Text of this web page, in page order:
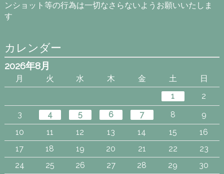
ンショット等の行為は一切なさらないようお願いいたしま
す
カレンダー
2026年8月
月 火 水 木 金 土
日
1
2
3
4 5 6 7 8
9
10
11 12 13 14 15
16
17
18 19 20 21 22
23
24
25 26 27 28 29
30